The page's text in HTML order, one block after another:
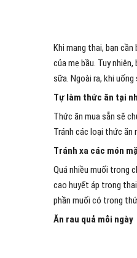
Khi mang thai, bạn
của mẹ bầu. Tuy
sữa. Ngoài ra, khi
Tự làm thức ăn tại
Thức ăn mua sẵn sẽ
Tránh các loại thức ăn
Tránh xa các món
Quá nhiều muối trong
cao huyết áp trong
phần muối có trong
Ăn rau quả mỗi ngày